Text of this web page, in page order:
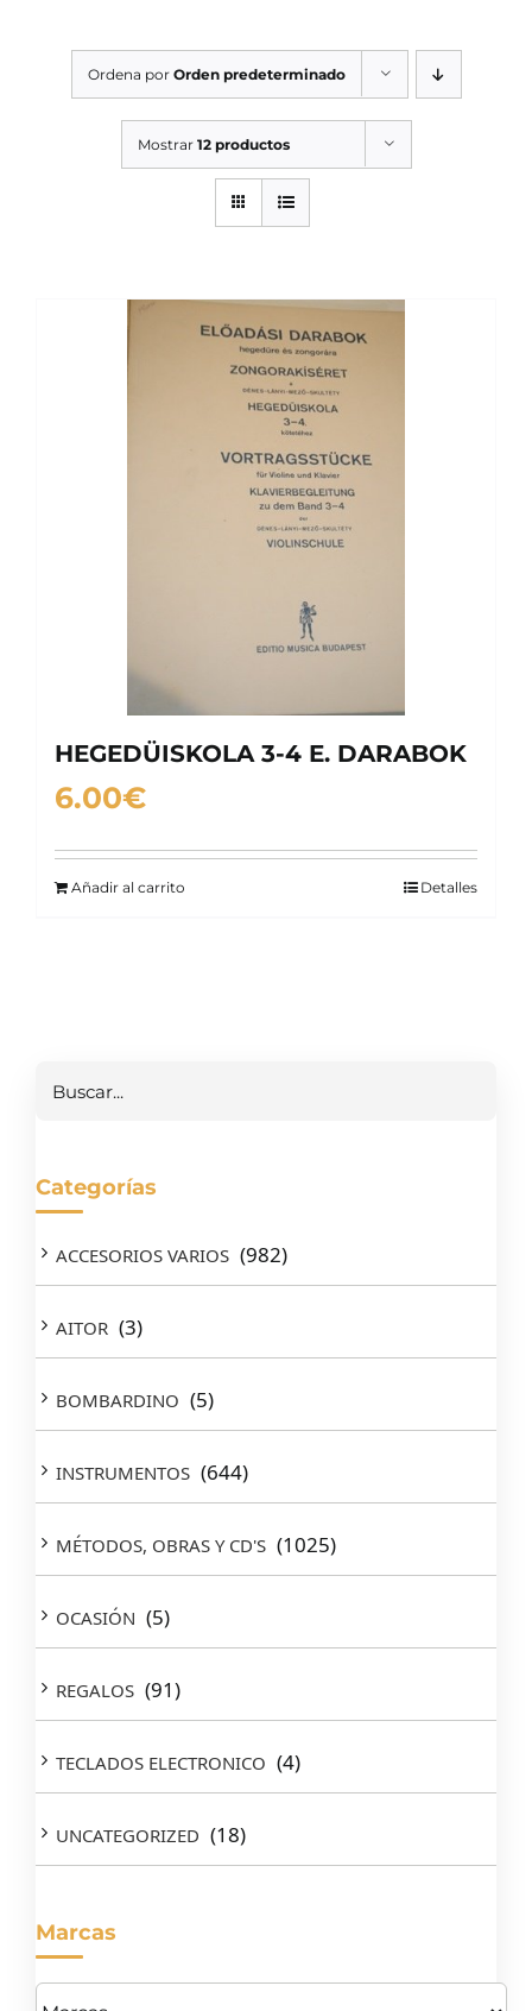
SERVICIOS TALLER
OCASIÓN
Ordena por Orden predeterminado
Mostrar 12 productos
HEGEDÜISKOLA 3-4 E. DARABOK
6.00€
Añadir al carrito Detalles
Categorías
ACCESORIOS VARIOS (982)
AITOR (3)
BOMBARDINO (5)
INSTRUMENTOS (644)
MÉTODOS, OBRAS Y CD'S (1025)
OCASIÓN (5)
REGALOS (91)
TECLADOS ELECTRONICO (4)
UNCATEGORIZED (18)
Marcas